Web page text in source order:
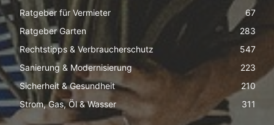
Ratgeber für Vermieter
67
Ratgeber Garten
283
Rechtstipps & Verbraucherschutz
547
Sanierung & Modernisierung
223
Sicherheit & Gesundheit
210
Strom, Gas, Öl & Wasser
311